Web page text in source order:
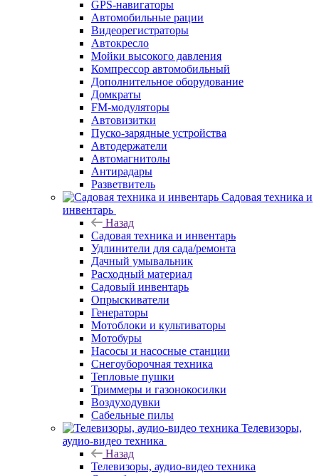
GPS-навигаторы
Автомобильные рации
Видеорегистраторы
Автокресло
Мойки высокого давления
Компрессор автомобильный
Дополнительное оборудование
Домкраты
FM-модуляторы
Автовизитки
Пуско-зарядные устройства
Автодержатели
Автомагнитолы
Антирадары
Разветвитель
Садовая техника и
инвентарь
Назад
Садовая техника и инвентарь
Удлинители для сада/ремонта
Дачный умывальник
Расходный материал
Садовый инвентарь
Опрыскиватели
Генераторы
Мотоблоки и культиваторы
Мотобуры
Насосы и насосные станции
Снегоуборочная техника
Тепловые пушки
Триммеры и газонокосилки
Воздуходувки
Сабельные пилы
Телевизоры,
аудио-видео техника
Назад
Телевизоры, аудио-видео техника